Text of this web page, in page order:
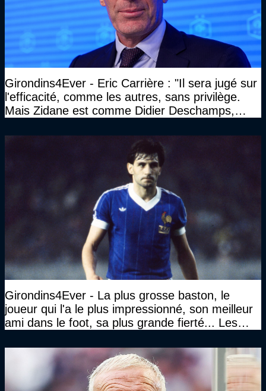
Girondins4Ever - Eric Carrière : "Il sera jugé sur
l'efficacité, comme les autres, sans privilège.
Mais Zidane est comme Didier Deschamps,
Girondins4Ever - La plus grosse baston, le
joueur qui l'a le plus impressionné, son meilleur
ami dans le foot, sa plus grande fierté... Les